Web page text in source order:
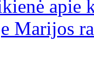
apie
Marijos